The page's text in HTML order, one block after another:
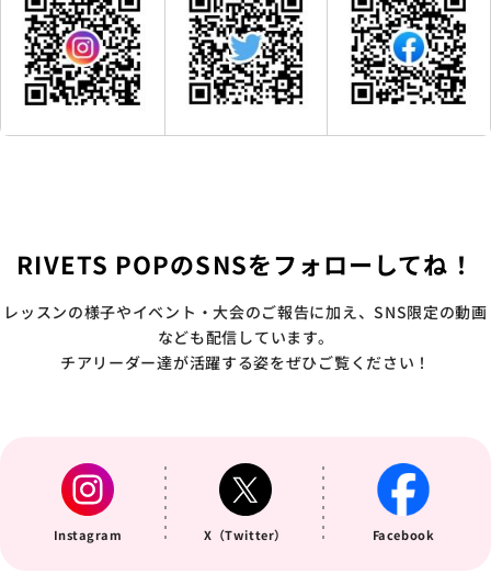
RIVETS POPのSNSをフォローしてね！
レッスンの様子やイベント・大会のご報告に加え、SNS限定の動画
なども配信しています。
チアリーダー達が活躍する姿をぜひご覧ください！
Instagram X（Twitter） Facebook